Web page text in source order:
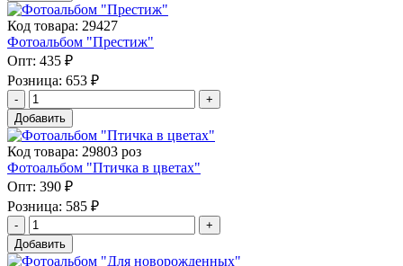
Код товара: 29427
Фотоальбом "Престиж"
Опт: 435 ₽
Розница: 653 ₽
Добавить
Код товара: 29803 роз
Фотоальбом "Птичка в цветах"
Опт: 390 ₽
Розница: 585 ₽
Добавить